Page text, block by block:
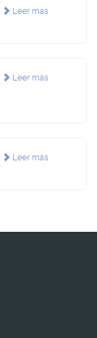
Leer más
Leer más
Leer más